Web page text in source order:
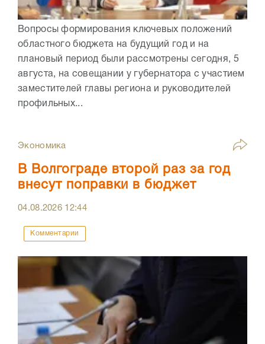
Вопросы формирования ключевых положений
областного бюджета на будущий год и на
плановый период были рассмотрены сегодня, 5
августа, на совещании у губернатора с участием
заместителей главы региона и руководителей
профильных...
Экономика
В Волгограде второй раз за год
внесут поправки в бюджет
04.08.2026 12:44
Комментарии